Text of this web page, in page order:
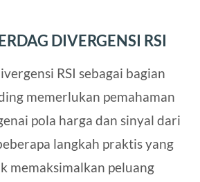
DIVERGENSI RSI
RSI sebagai bagian
memerlukan pemahaman
pola harga dan sinyal dari
langkah praktis yang
memaksimalkan peluang